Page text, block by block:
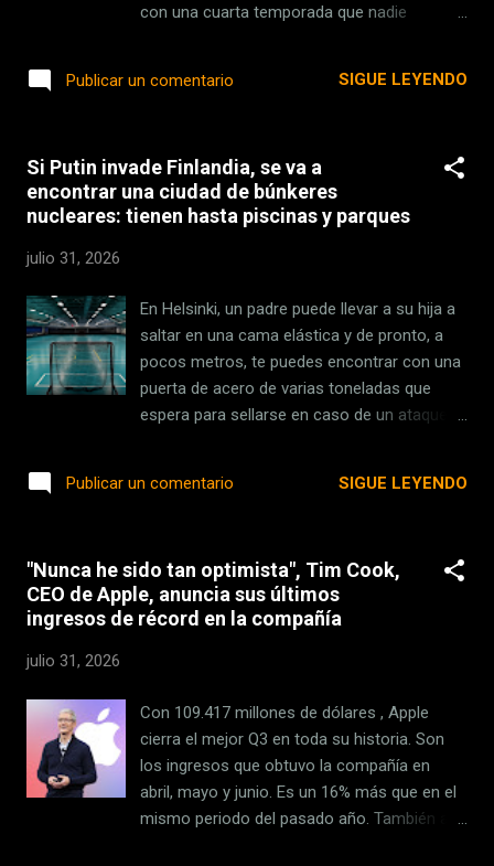
con una cuarta temporada que nadie
porque el mes viene cargado de estrenos .
series como 'Silo', que continua emitiendo
su tercera temporada . Así que,
independientemente de si te vas de
disfrutar del nuevo contenido de Apple TV.
Índice de Contenidos (5) 'Ted Lasso' vuelve a
los terrenos de juego 'Las Azules' recibirán
nuevos casos ...
Publicar un comentario SIGUE LEYENDO
Si Putin invade Finlandia, se va a
encontrar una ciudad de búnkeres
nucleares: tienen hasta piscinas y parques
julio 31, 2026
En Helsinki, un padre puede llevar a su hija a
saltar en una cama elástica y de pronto, a
pocos metros, te puedes encontrar con una
puerta de acero de varias toneladas que
espera para sellarse en caso de un ataque
conflicto bélico. Pero tal y como señalan en
centros de defensa incorporan de todo ,
hasta actividades de entretenimiento para
los más pequeños. Tensión . Finlandia
kilómetros, y desde su ingreso en la Alianza
en 2023 ha pasado de la neutralidad que
poseía históricamente a convertirse en uno
de los objetivos declarados de Moscú. En las
últimas semanas, un diputado ruso ha
Publicar un comentario SIGUE LEYENDO
"Nunca he sido tan optimista", Tim Cook,
CEO de Apple, anuncia sus últimos
ingresos de récord en la compañía
julio 31, 2026
Con 109.417 millones de dólares , Apple
cierra el mejor Q3 en toda su historia. Son
los ingresos que obtuvo la compañía en
abril, mayo y junio. Es un 16% más que en el
mismo periodo del pasado año. También a